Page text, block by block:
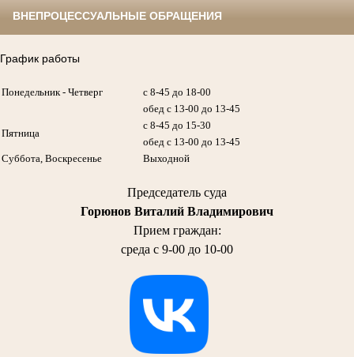
ВНЕПРОЦЕССУАЛЬНЫЕ ОБРАЩЕНИЯ
График работы
Понедельник - Четверг
с 8-45 до 18-00
обед с 13-00 до 13-45
Пятница
с 8-45 до 15-30
обед с 13-00 до 13-45
Суббота, Воскресенье
Выходной
Председатель суда
Горюнов Виталий Владимирович
Прием граждан:
среда с 9-00 до 10-00